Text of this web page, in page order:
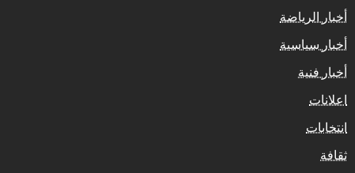
أخبار الرياضة
أخبار سياسية
أخبار فنية
اعلانات
انتخابات
ثقافة